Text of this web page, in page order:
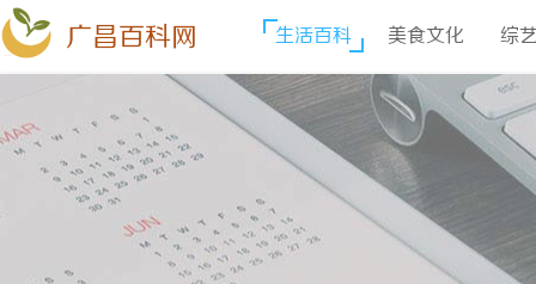
广昌百科网 生活百科 美食文化 综